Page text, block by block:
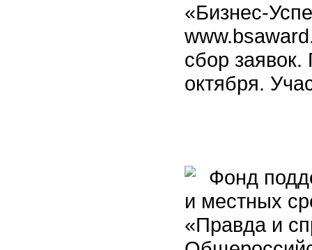
«Бизнес-
сбор
октября.
Фонд
и местных
«Правда и